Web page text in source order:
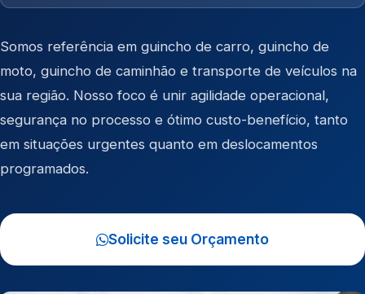
Somos referência em guincho de carro, guincho de
moto, guincho de caminhão e transporte de veículos na
sua região. Nosso foco é unir agilidade operacional,
segurança no processo e ótimo custo-benefício, tanto
em situações urgentes quanto em deslocamentos
programados.
Solicite seu Orçamento